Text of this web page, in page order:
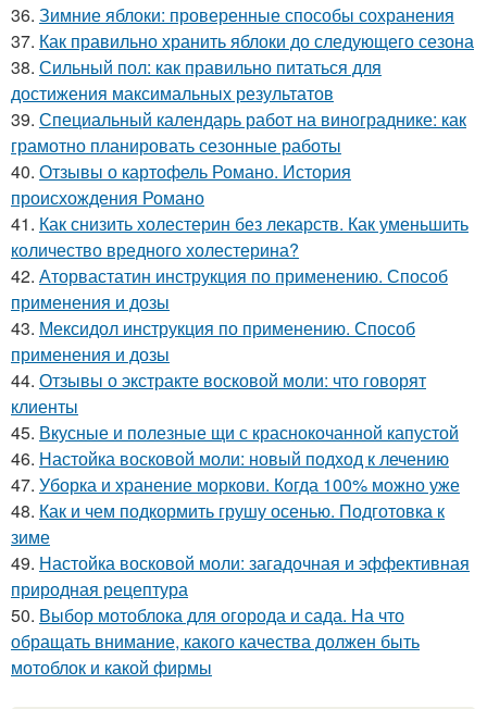
36. Зимние яблоки: проверенные способы сохранения
37. Как правильно хранить яблоки до следующего сезона
38. Сильный пол: как правильно питаться для
достижения максимальных результатов
39. Специальный календарь работ на винограднике: как
грамотно планировать сезонные работы
40. Отзывы о картофель Романо. История
происхождения Романо
41. Как снизить холестерин без лекарств. Как уменьшить
количество вредного холестерина?
42. Аторвастатин инструкция по применению. Способ
применения и дозы
43. Мексидол инструкция по применению. Способ
применения и дозы
44. Отзывы о экстракте восковой моли: что говорят
клиенты
45. Вкусные и полезные щи с краснокочанной капустой
46. Настойка восковой моли: новый подход к лечению
47. Уборка и хранение моркови. Когда 100% можно уже
48. Как и чем подкормить грушу осенью. Подготовка к
зиме
49. Настойка восковой моли: загадочная и эффективная
природная рецептура
50. Выбор мотоблока для огорода и сада. На что
обращать внимание, какого качества должен быть
мотоблок и какой фирмы